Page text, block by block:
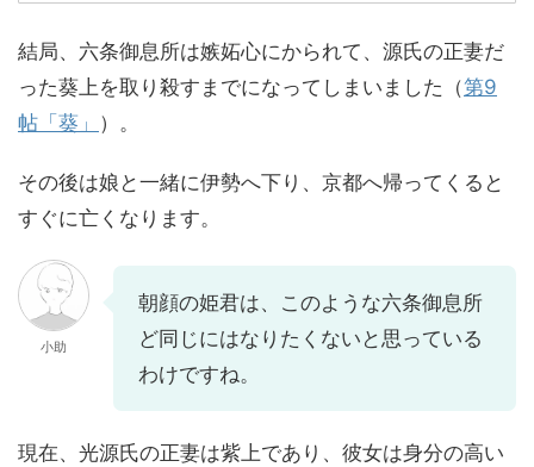
結局、六条御息所は嫉妬心にかられて、源氏の正妻だ
った葵上を取り殺すまでになってしまいました（第9
帖「葵」 ）。
その後は娘と一緒に伊勢へ下り、京都へ帰ってくると
すぐに亡くなります。
小助
朝顔の姫君は、このような六条御息所
ど同じにはなりたくないと思っている
わけですね。
現在、光源氏の正妻は紫上であり、彼女は身分の高い